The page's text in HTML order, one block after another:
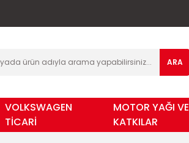
ARA
VOLKSWAGEN
TİCARİ
MOTOR YAĞI VE
KATKILAR